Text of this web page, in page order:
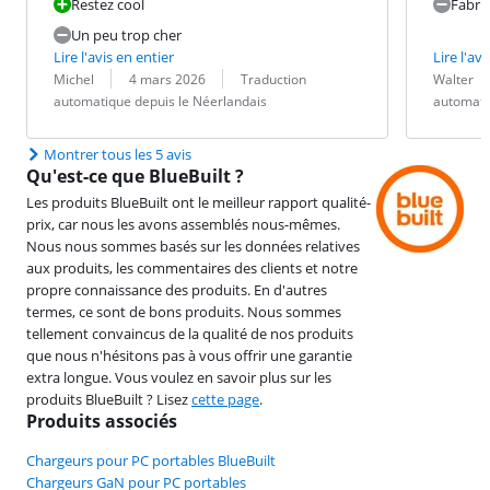
Un peu trop cher
Lire l'avis en entier
Évaluation par :
Michel
Date : 4 mars 2026
Traduction :
Traduction
automatique depuis le Néerlandais
Lire
Évaluation
Walter
Date :
Traduction :
Montrer tous les 5 avis
Qu'est-ce que BlueBuilt ?
Les produits BlueBuilt ont le meilleur rapport qualité-
prix, car nous les avons assemblés nous-mêmes.
Nous nous sommes basés sur les données relatives
aux produits, les commentaires des clients et notre
propre connaissance des produits. En d'autres
termes, ce sont de bons produits. Nous sommes
tellement convaincus de la qualité de nos produits
que nous n'hésitons pas à vous offrir une garantie
extra longue. Vous voulez en savoir plus sur les
produits BlueBuilt ? Lisezcette page.
Produits associés
Chargeurs pour PC portables BlueBuilt
Chargeurs GaN pour PC portables